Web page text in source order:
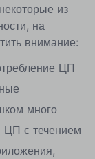
из
на
внимание:
ЦП
много
ЦП с течением